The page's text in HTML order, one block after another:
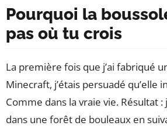
Pourquoi la
pas où tu crois
La première fois que j’ai fabriqué
Minecraft, j’étais persuadé qu’elle
Comme dans la vraie vie. Résultat
dans une forêt de bouleaux en